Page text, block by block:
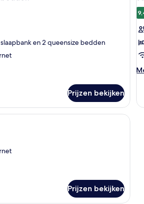
en 2 queensize bedden
Prijzen bekijken
Een hotelkamer met een bed, een
Prijzen bekijken